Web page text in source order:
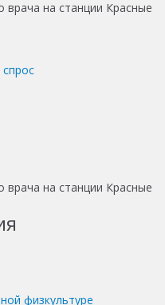
физкультуре